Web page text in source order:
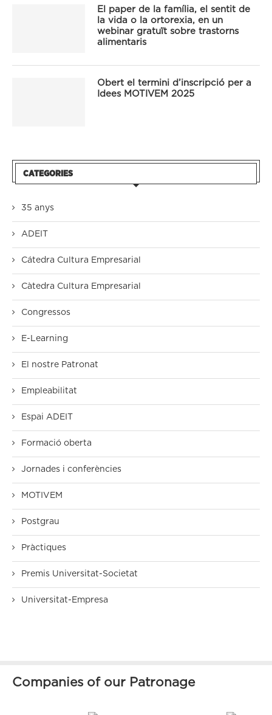
El paper de la família, el sentit de
la vida o la ortorexia, en un
webinar gratuït sobre trastorns
alimentaris
Obert el termini d’inscripció per a
Idees MOTIVEM 2025
CATEGORIES
35 anys
ADEIT
Cátedra Cultura Empresarial
Càtedra Cultura Empresarial
Congressos
E-Learning
El nostre Patronat
Empleabilitat
Espai ADEIT
Formació oberta
Jornades i conferències
MOTIVEM
Postgrau
Pràctiques
Premis Universitat-Societat
Universitat-Empresa
Companies of our Patronage